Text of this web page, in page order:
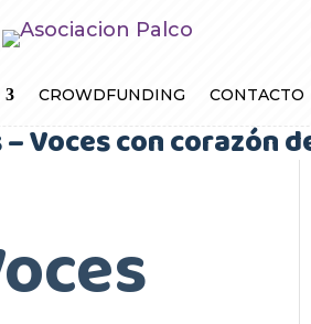
CROWDFUNDING CONTACTO
Voces con corazón